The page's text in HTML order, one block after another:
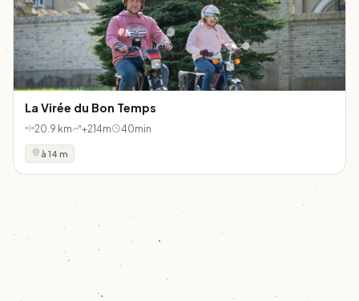
La Virée du Bon Temps
20.9 km +214m 40min
à 14 m